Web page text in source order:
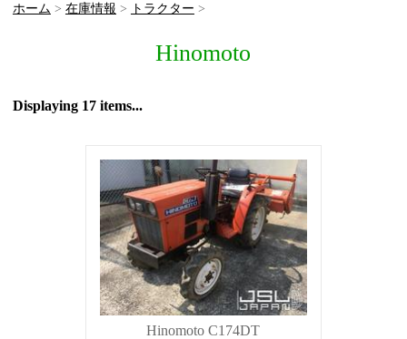
ホーム > 在庫情報 > トラクター >
Hinomoto
Displaying 17 items...
Hinomoto C174DT